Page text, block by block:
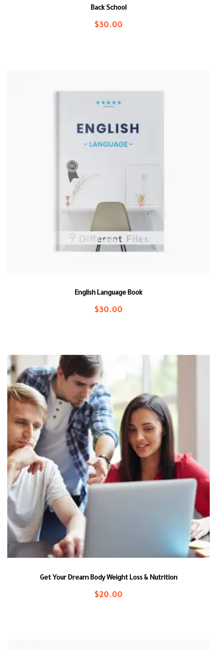
Back School
$30.00
English Language Book
$30.00
Get Your Dream Body Weight Loss & Nutrition
$20.00